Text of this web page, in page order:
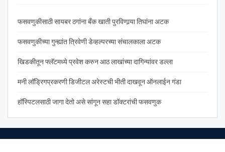
फसवणुकीसाठी सायबर ठगांना बँक खाती पुरविणार्‍या तिघांना अटक
फसवणुकीच्या गुन्ह्यांत त्रिवेणी डेव्हल्परच्या संचालकाला अटक
खिडकीतून फ्लॅटमध्ये प्रवेश करुन आठ लाखांच्या दागिन्यांवर डल्ला
मनी लॉड्रिगप्रकरणी डिजीटल अरेस्टची भीती दाखवून ऑनलाईन गंडा
हॉस्पिटलसाठी जागा देतो असे सांगून सहा डॉक्टरांची फसवणुक